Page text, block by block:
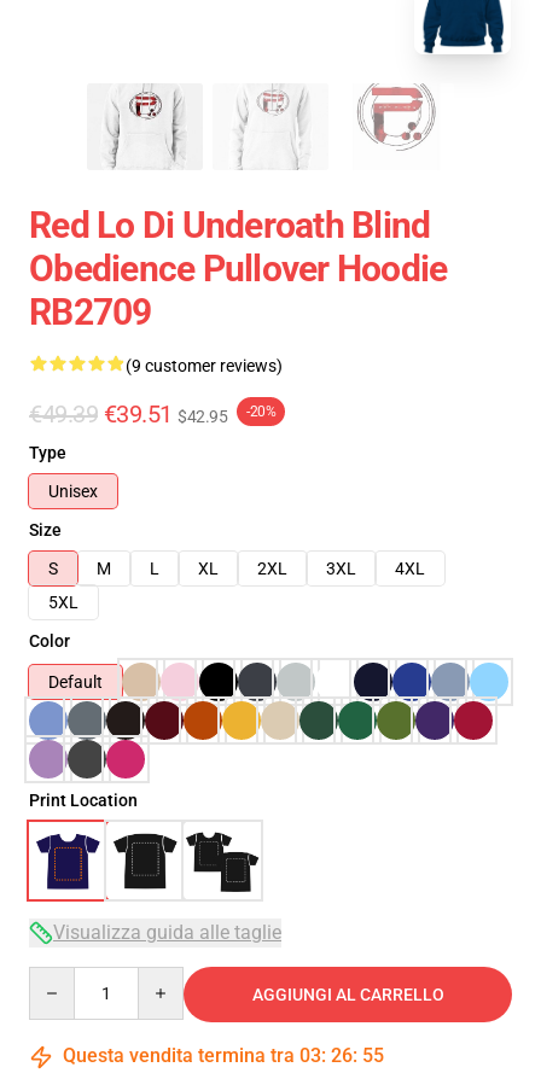
Red Lo Di Underoath Blind
Obedience Pullover Hoodie
RB2709
(9 customer reviews)
€49.39 €39.51 $42.95 -20%
Type
Unisex
Size
S
M L XL 2XL 3XL
4XL
5XL
Color
Default
Print Location
Visualizza guida alle taglie
AGGIUNGI AL CARRELLO
Questa vendita termina tra 03: 26: 54